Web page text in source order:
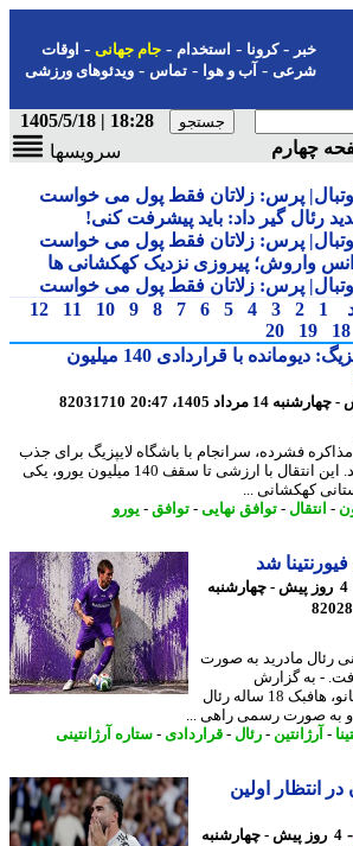
-کرونا-استخدام- جام جهانی-اوقات
شرعی-آب و هوا-تماس-ویدئوهای ورزشی
18:28 | 1405/5/18
چهارم
سرویسها
پرس: زلاتان فقط پول می خواست
رئال گیر داد: باید پیشرفت کنی!
پرس: زلاتان فقط پول می خواست
پرس: زلاتان فقط پول می خواست
2
3
4
5
6
7
8
9
10
11
12
19
20
توافق نهایی با لایپزیگ: دیومانده با قراردادی 140 میلیون
82031710
فشرده، سرانجام با باشگاه لایپزیگ برای جذب
یان دیومانده به توافق رسید. این انتقال با ارزشی تا سقف 140 میلیون یورو، یکی
کهکشانی ...
-توافق نهایی-توافق-یورو
شد
پیش - چهارشنبه
مادرید به صورت
به گزارش
شهرآرانیوز، فرانکو ماستانتانو، هافبک 18 ساله رئال
صورت رسمی راهی ...
آرژانتین -رئال -قراردادی-ستاره آرژانتینی
اولین
روز پیش - چهارشنبه